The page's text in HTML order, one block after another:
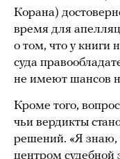
Корана)
время для
о том, что у книги
суда
не имеют шансов
Кроме того,
чьи вердикты
решений. «Я
центром судебной